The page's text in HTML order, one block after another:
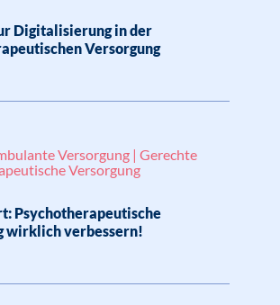
Digitalisierung in der
Versorgung
Versorgung | Gerechte
Versorgung
Psychotherapeutische
wirklich verbessern!